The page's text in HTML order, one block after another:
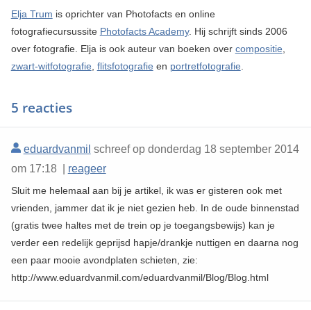
Elja Trum is oprichter van Photofacts en online
fotografiecursussite Photofacts Academy. Hij schrijft sinds 2006
over fotografie. Elja is ook auteur van boeken over compositie,
zwart-witfotografie, flitsfotografie en portretfotografie.
5 reacties
eduardvanmil schreef op donderdag 18 september 2014
om 17:18 | reageer
Sluit me helemaal aan bij je artikel, ik was er gisteren ook met
vrienden, jammer dat ik je niet gezien heb. In de oude binnenstad
(gratis twee haltes met de trein op je toegangsbewijs) kan je
verder een redelijk geprijsd hapje/drankje nuttigen en daarna nog
een paar mooie avondplaten schieten, zie:
http://www.eduardvanmil.com/eduardvanmil/Blog/Blog.html